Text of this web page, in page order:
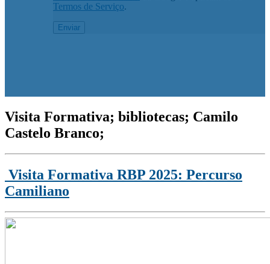
Termos de Serviço.
Visita Formativa; bibliotecas; Camilo
Castelo Branco;
Visita Formativa RBP 2025: Percurso
Camiliano